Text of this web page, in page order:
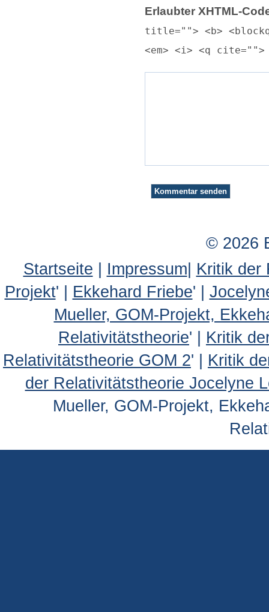
Erlaubter XHTML-
title=""> <b>
<em> <i> <q
© 2026
Startseite | Impressum| Kritik der
Projekt' | Ekkehard Friebe' |
Mueller, GOM-Projekt,
Relativitätstheorie' | Kritik
Relativitätstheorie GOM 2' | Kritik
der Relativitätstheorie Jocelyne
Mueller, GOM-Projekt,